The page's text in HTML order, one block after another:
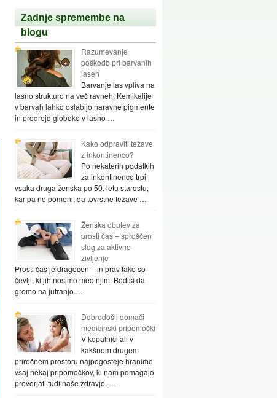
Zadnje spremembe na
blogu
Razumevanje
poškodb pri barvanih
laseh
Barvanje las vpliva na
lasno strukturo na več ravneh. Kemikalije
v barvah lahko oslabijo naravne pigmente
in prodrejo globoko v lasno …
Kako odpraviti težave
z inkontinenco?
Po nekaterih podatkih
za inkontinenco trpi
vsaka druga ženska po 50. letu starostu,
kar pa ne pomeni, da tovrstne težave …
Ženska obutev za
prosti čas – sproščen
slog za aktivno
življenje
Prosti čas je dragocen – in prav tako so
čevlji, ki jih nosimo med njim. Bodisi da
gremo na jutranjo …
Dobrodošli domači
medicinski pripomočki
V kopalnici ali v
kakšnem drugem
priročnem prostoru najpogosteje hranimo
vsaj nekaj pripomočkov, ki nam pomagajo
preverjati tudi naše zdravje. …